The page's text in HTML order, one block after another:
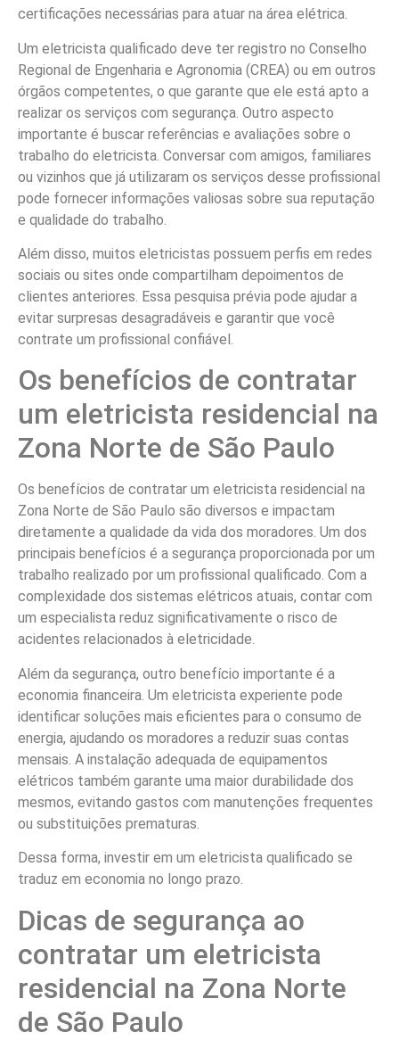
certificações necessárias para atuar na área elétrica.
Um eletricista qualificado deve ter registro no Conselho
Regional de Engenharia e Agronomia (CREA) ou em outros
órgãos competentes, o que garante que ele está apto a
realizar os serviços com segurança. Outro aspecto
importante é buscar referências e avaliações sobre o
trabalho do eletricista. Conversar com amigos, familiares
ou vizinhos que já utilizaram os serviços desse profissional
pode fornecer informações valiosas sobre sua reputação
e qualidade do trabalho.
Além disso, muitos eletricistas possuem perfis em redes
sociais ou sites onde compartilham depoimentos de
clientes anteriores. Essa pesquisa prévia pode ajudar a
evitar surpresas desagradáveis e garantir que você
contrate um profissional confiável.
Os benefícios de contratar
um eletricista residencial na
Zona Norte de São Paulo
Os benefícios de contratar um eletricista residencial na
Zona Norte de São Paulo são diversos e impactam
diretamente a qualidade da vida dos moradores. Um dos
principais benefícios é a segurança proporcionada por um
trabalho realizado por um profissional qualificado. Com a
complexidade dos sistemas elétricos atuais, contar com
um especialista reduz significativamente o risco de
acidentes relacionados à eletricidade.
Além da segurança, outro benefício importante é a
economia financeira. Um eletricista experiente pode
identificar soluções mais eficientes para o consumo de
energia, ajudando os moradores a reduzir suas contas
mensais. A instalação adequada de equipamentos
elétricos também garante uma maior durabilidade dos
mesmos, evitando gastos com manutenções frequentes
ou substituições prematuras.
Dessa forma, investir em um eletricista qualificado se
traduz em economia no longo prazo.
Dicas de segurança ao
contratar um eletricista
residencial na Zona Norte
de São Paulo